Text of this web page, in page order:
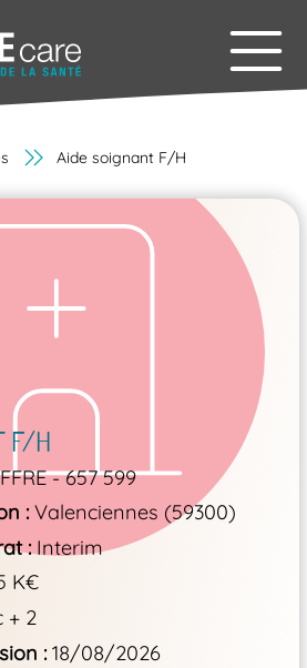
Aide soignant F/H
F/H
- 657 599
Valenciennes (59300)
Interim
K€
+ 2
18/08/2026